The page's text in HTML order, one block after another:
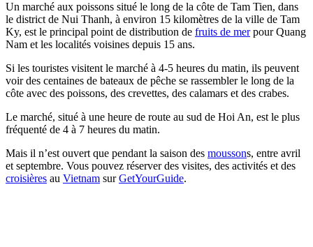
Un marché aux poissons situé le long de la côte de Tam Tien, dans
le district de Nui Thanh, à environ 15 kilomètres de la ville de Tam
Ky, est le principal point de distribution de fruits de merpour Quang
Nam et les localités voisines depuis 15 ans.
Si les touristes visitent le marché à 4-5 heures du matin, ils peuvent
voir des centaines de bateaux de pêche se rassembler le long de la
côte avec des poissons, des crevettes, des calamars et des crabes.
Le marché, situé à une heure de route au sud de Hoi An, est le plus
fréquenté de 4 à 7 heures du matin.
Mais il n’est ouvert que pendant la saison des moussons, entre avril
et septembre. Vous pouvez réserver des visites, des activités et des
croisières au Vietnam surGetYourGuide.